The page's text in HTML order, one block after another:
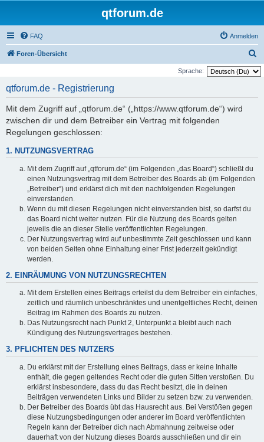
qtforum.de
FAQ Anmelden
Foren-Übersicht
u
Sprache:
qtforum.de - Registrierung
Mit dem Zugriff auf „qtforum.de“ („https://www.qtforum.de“) wird
zwischen dir und dem Betreiber ein Vertrag mit folgenden
Regelungen geschlossen:
1. NUTZUNGSVERTRAG
Mit dem Zugriff auf „qtforum.de“ (im Folgenden „das Board“) schließt du
einen Nutzungsvertrag mit dem Betreiber des Boards ab (im Folgenden
„Betreiber“) und erklärst dich mit den nachfolgenden Regelungen
einverstanden.
Wenn du mit diesen Regelungen nicht einverstanden bist, so darfst du
das Board nicht weiter nutzen. Für die Nutzung des Boards gelten
jeweils die an dieser Stelle veröffentlichten Regelungen.
Der Nutzungsvertrag wird auf unbestimmte Zeit geschlossen und kann
von beiden Seiten ohne Einhaltung einer Frist jederzeit gekündigt
werden.
2. EINRÄUMUNG VON NUTZUNGSRECHTEN
Mit dem Erstellen eines Beitrags erteilst du dem Betreiber ein einfaches,
zeitlich und räumlich unbeschränktes und unentgeltliches Recht, deinen
Beitrag im Rahmen des Boards zu nutzen.
Das Nutzungsrecht nach Punkt 2, Unterpunkt a bleibt auch nach
Kündigung des Nutzungsvertrages bestehen.
3. PFLICHTEN DES NUTZERS
Du erklärst mit der Erstellung eines Beitrags, dass er keine Inhalte
enthält, die gegen geltendes Recht oder die guten Sitten verstoßen. Du
erklärst insbesondere, dass du das Recht besitzt, die in deinen
Beiträgen verwendeten Links und Bilder zu setzen bzw. zu verwenden.
Der Betreiber des Boards übt das Hausrecht aus. Bei Verstößen gegen
diese Nutzungsbedingungen oder anderer im Board veröffentlichten
Regeln kann der Betreiber dich nach Abmahnung zeitweise oder
dauerhaft von der Nutzung dieses Boards ausschließen und dir ein